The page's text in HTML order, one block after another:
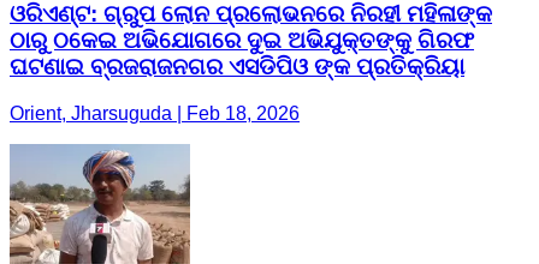
ଓରିଏଣ୍ଟ: ଗ୍ରୁପ ଲୋନ ପ୍ରଲୋଭନରେ ନିରହୀ ମହିଳାଙ୍କ
ଠାରୁ ଠକେଇ ଅଭିଯୋଗରେ ଦୁଇ ଅଭିଯୁକ୍ତଙ୍କୁ ଗିରଫ
ଘଟଣାଇ ବ୍ରଜରାଜନଗର ଏସଡିପିଓ ଙ୍କ ପ୍ରତିକ୍ରିୟା
Orient, Jharsuguda | Feb 18, 2026